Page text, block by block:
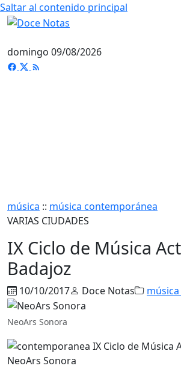
Saltar al contenido principal
domingo 09/08/2026
música :: música contemporánea
VARIAS CIUDADES
IX Ciclo de Música
Badajoz
10/10/2017 Doce Notas
NeoArs Sonora
NeoArs Sonora